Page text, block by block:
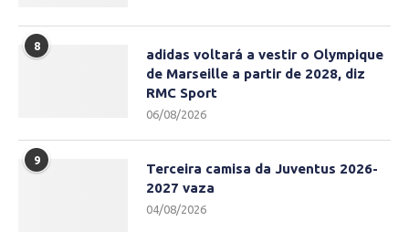
8
adidas voltará a vestir o Olympique
de Marseille a partir de 2028, diz
RMC Sport
06/08/2026
9
Terceira camisa da Juventus 2026-
2027 vaza
04/08/2026